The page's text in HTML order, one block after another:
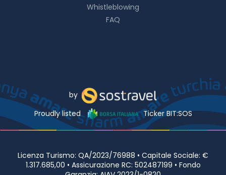
Whistleblowing
FAQ
by
Proudly listed
Ticker BIT:SOS
Licenza Turismo: QA/2023/76988 • Capitale Sociale: €
1.317.685,00 • Assicurazione RC: 502487199 • Fondo